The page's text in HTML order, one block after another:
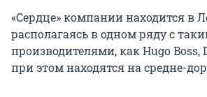
«Сердце» компании находится в
располагаясь в одном ряду с
производителями, как Hugo Boss,
при этом находятся на средне-